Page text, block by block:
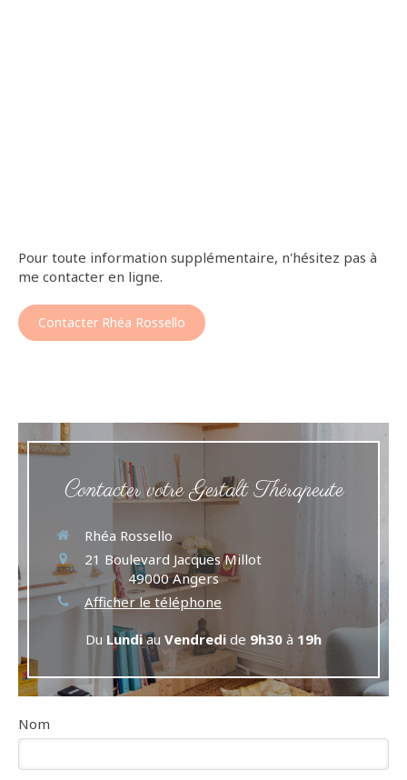
Pour toute information supplémentaire, n'hésitez pas à
me contacter en ligne.
Contacter Rhéa Rossello
Contacter votre Gestalt Thérapeute
Rhéa Rossello
21 Boulevard Jacques Millot
49000 Angers
Afficher le téléphone
Du Lundiau Vendredi de 9h30 à 19h
Nom